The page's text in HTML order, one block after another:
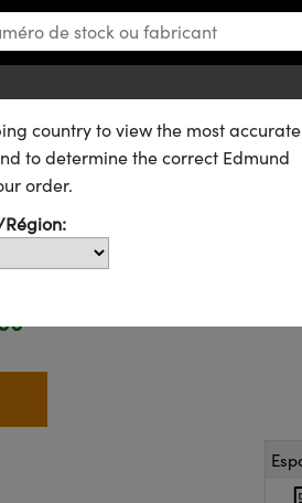
1
to adjust the quantity.
country to view the most accurate
to determine the correct Edmund
order.